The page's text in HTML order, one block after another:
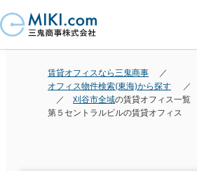
賃貸オフィスなら三鬼商事
オフィス物件検索(東海)から探す
刈谷市全域の賃貸オフィス一覧
第５セントラルビルの賃貸オフィス